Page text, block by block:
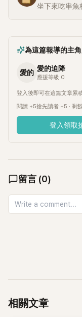
坐下來吃串魚
為這篇報導的主
愛的 愛的迫降
應援等級 0
登入後即可在這篇文章累
閱讀 +5搶先讀者 +5 · 剩
登入領取
留言 (0)
相關文章